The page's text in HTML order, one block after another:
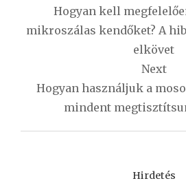
navigáció
Hogyan kell
mikroszálas kendőket? A
elkövet
Next
Hogyan használjuk a
mindent
Hirdetés